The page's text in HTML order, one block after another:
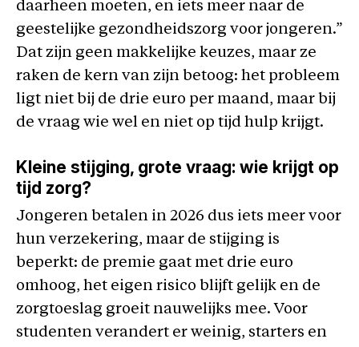
daarheen moeten, en iets meer naar de
geestelijke gezondheidszorg voor jongeren.”
Dat zijn geen makkelijke keuzes, maar ze
raken de kern van zijn betoog: het probleem
ligt niet bij de drie euro per maand, maar bij
de vraag wie wel en niet op tijd hulp krijgt.
Kleine stijging, grote vraag: wie krijgt op
tijd zorg?
Jongeren betalen in 2026 dus iets meer voor
hun verzekering, maar de stijging is
beperkt: de premie gaat met drie euro
omhoog, het eigen risico blijft gelijk en de
zorgtoeslag groeit nauwelijks mee. Voor
studenten verandert er weinig, starters en